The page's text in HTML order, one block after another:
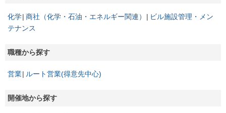
化学 商社（化学・石油・エネルギー関連）
ビル施設管理・メン
テナンス
職種から探す
営業 ルート営業(得意先中心)
開催地から探す